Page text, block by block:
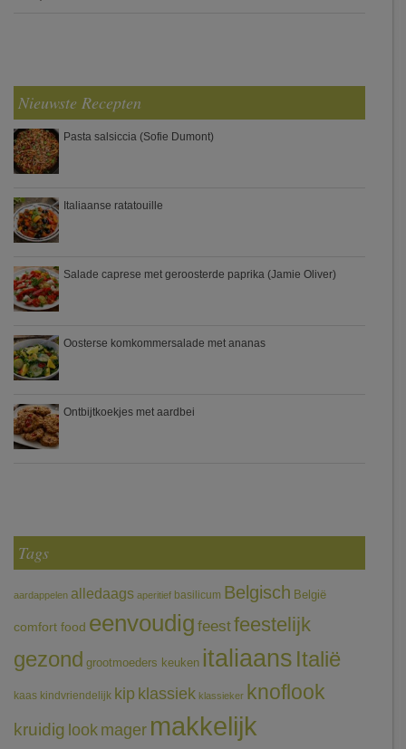
Nieuwste Recepten
Pasta salsiccia (Sofie Dumont)
Italiaanse ratatouille
Salade caprese met geroosterde paprika (Jamie Oliver)
Oosterse komkommersalade met ananas
Ontbijtkoekjes met aardbei
Tags
aardappelen alledaags aperitief basilicum Belgisch België
comfort food eenvoudig feestfeestelijk
gezond grootmoeders keuken italiaans Italië
kaas kindvriendelijk kip klassiek klassieker knoflook
kruidig look mager makkelijk